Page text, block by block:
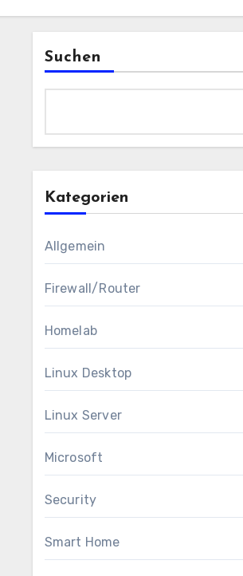
Suchen
Kategorien
Allgemein
Firewall/Router
Homelab
Linux Desktop
Linux Server
Microsoft
Security
Smart Home